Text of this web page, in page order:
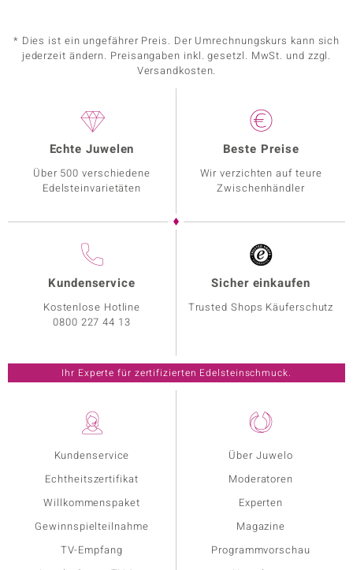
* Dies ist ein ungefährer Preis. Der Umrechnungskurs kann sich
jederzeit ändern. Preisangaben inkl. gesetzl. MwSt. und zzgl.
Versandkosten.
Kundenservice
Echtheitszertifikat
Willkommenspaket
Gewinnspielteilnahme
TV-Empfang
Über Juwelo
Moderatoren
Experten
Magazine
Programmvorschau
Echte Juwelen
Über 500 verschiedene
Edelsteinvarietäten
Beste Preise
Wir verzichten auf teure
Zwischenhändler
Kundenservice
Kostenlose Hotline
0800 227 44 13
Sicher einkaufen
Trusted Shops Käuferschutz
Ihr Experte für zertifizierten Edelsteinschmuck.